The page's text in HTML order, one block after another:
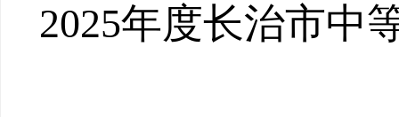
2025年度长治市中